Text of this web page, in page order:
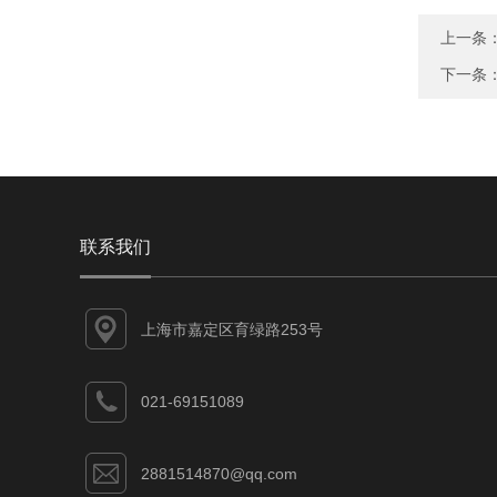
上一条
下一条
联系我们
上海市嘉定区育绿路253号
021-69151089
2881514870@qq.com